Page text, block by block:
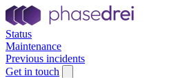
Status
Maintenance
Previous incidents
Get in touch